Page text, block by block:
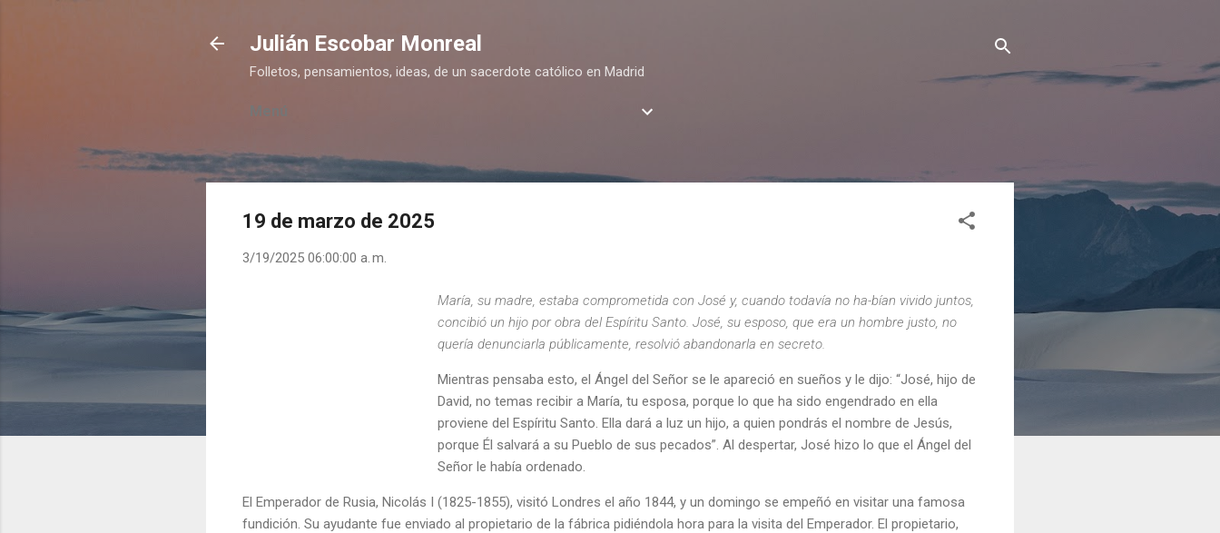
Julián Escobar Monreal
Folletos, pensamientos, ideas, de un sacerdote católico en Madrid
Menú
19 de marzo de 2025
3/19/2025 06:00:00 a. m.
María, su madre, estaba comprometida con José y, cuando todavía no ha-bían vivido juntos,
concibió un hijo por obra del Espíritu Santo. José, su esposo, que era un hombre justo, no
quería denunciarla públicamente, resolvió abandonarla en secreto.
Mientras pensaba esto, el Ángel del Señor se le apareció en sueños y le dijo: “José, hijo de
David, no temas recibir a María, tu esposa, porque lo que ha sido engendrado en ella
proviene del Espíritu Santo. Ella dará a luz un hijo, a quien pondrás el nombre de Jesús,
porque Él salvará a su Pueblo de sus pecados”. Al despertar, José hizo lo que el Ángel del
Señor le había ordenado.
El Emperador de Rusia, Nicolás I (1825-1855), visitó Londres el año 1844, y un domingo se empeñó en visitar una famosa
fundición. Su ayudante fue enviado al propietario de la fábrica pidiéndola hora para la visita del Emperador. El propietario,